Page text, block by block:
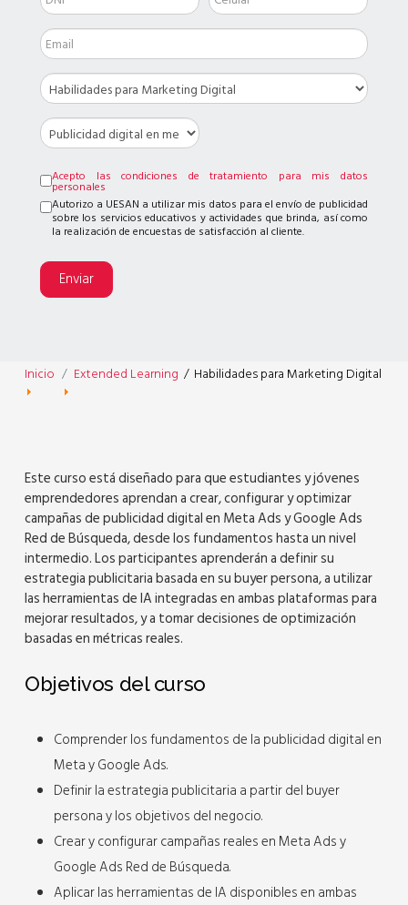
Acepto las condiciones de tratamiento para mis datos
personales
Autorizo a UESAN a utilizar mis datos para el envío de publicidad
sobre los servicios educativos y actividades que brinda, así como
la realización de encuestas de satisfacción al cliente.
Enviar
Inicio Extended Learning / Habilidades para Marketing Digital
Este curso está diseñado para que estudiantes y jóvenes
emprendedores aprendan a crear, configurar y optimizar
campañas de publicidad digital en Meta Ads y Google Ads
Red de Búsqueda, desde los fundamentos hasta un nivel
intermedio. Los participantes aprenderán a definir su
estrategia publicitaria basada en su buyer persona, a utilizar
las herramientas de IA integradas en ambas plataformas para
mejorar resultados, y a tomar decisiones de optimización
basadas en métricas reales.
Objetivos del curso
Comprender los fundamentos de la publicidad digital en
Meta y Google Ads.
Definir la estrategia publicitaria a partir del buyer
persona y los objetivos del negocio.
Crear y configurar campañas reales en Meta Ads y
Google Ads Red de Búsqueda.
Aplicar las herramientas de IA disponibles en ambas